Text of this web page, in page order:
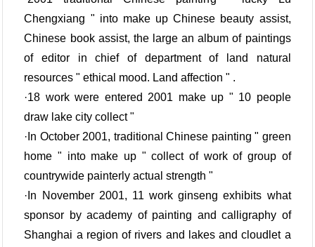
Chengxiang " into make up Chinese beauty assist,
Chinese book assist, the large an album of paintings
of editor in chief of department of land natural
resources " ethical mood. Land affection " .
·18 work were entered 2001 make up " 10 people
draw lake city collect "
·In October 2001, traditional Chinese painting " green
home " into make up " collect of work of group of
countrywide painterly actual strength "
·In November 2001, 11 work ginseng exhibits what
sponsor by academy of painting and calligraphy of
Shanghai a region of rivers and lakes and cloudlet a